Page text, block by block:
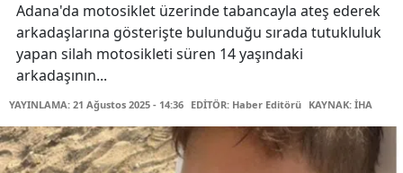
Adana'da motosiklet üzerinde tabancayla ateş ederek
arkadaşlarına gösterişte bulunduğu sırada tutukluluk
yapan silah motosikleti süren 14 yaşındaki
arkadaşının...
YAYINLAMA: 21 Ağustos 2025 - 14:36 EDİTÖR: Haber Editörü KAYNAK: İHA